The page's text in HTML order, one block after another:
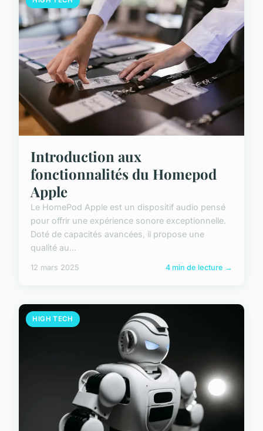
Introduction aux
fonctionnalités du Homepod
Apple
Le HomePod Apple est un dispositif audio pensé
pour offrir une expérience sonore exceptionnelle.
Doté de capacités avancées, il propose une
qualité au...
12 mars 2025 4 min de lecture →
HIGH TECH